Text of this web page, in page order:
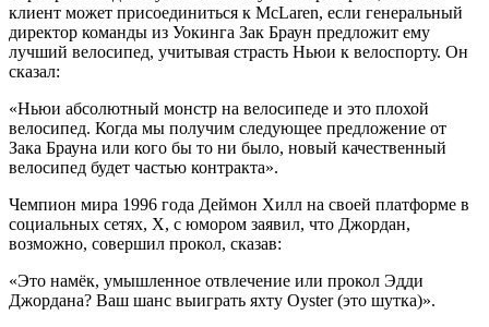
клиент может присоединиться к McLaren, если генеральный
директор команды из Уокинга Зак Браун предложит ему
лучший велосипед, учитывая страсть Ньюи к велоспорту. Он
сказал:
«Ньюи абсолютный монстр на велосипеде и это плохой
велосипед. Когда мы получим следующее предложение от
Зака Брауна или кого бы то ни было, новый качественный
велосипед будет частью контракта».
Чемпион мира 1996 года Деймон Хилл на своей платформе в
социальных сетях, X, с юмором заявил, что Джордан,
возможно, совершил прокол, сказав:
«Это намёк, умышленное отвлечение или прокол Эдди
Джордана? Ваш шанс выиграть яхту Oyster (это шутка)».